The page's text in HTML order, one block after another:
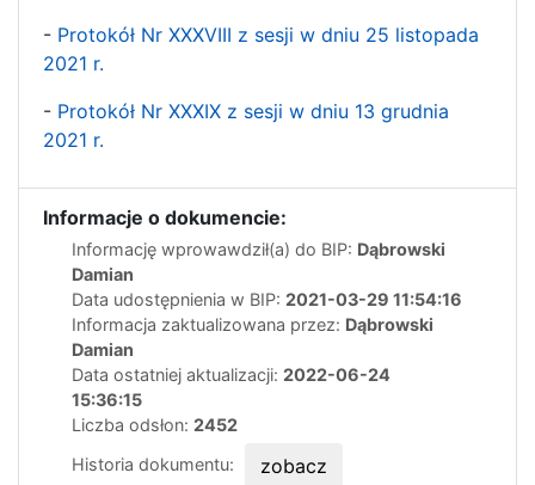
- Protokół Nr XXXVIII z sesji w dniu 25 listopada
2021 r.
- Protokół Nr XXXIX z sesji w dniu 13 grudnia
2021 r.
Informacje o dokumencie:
Informację wprowawdził(a) do BIP: Dąbrowski
Damian
Data udostępnienia w BIP: 2021-03-29 11:54:16
Informacja zaktualizowana przez: Dąbrowski
Damian
Data ostatniej aktualizacji: 2022-06-24
15:36:15
Liczba odsłon: 2452
Historia dokumentu:
zobacz